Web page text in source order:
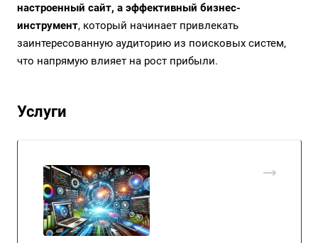
настроенный сайт, а эффективный бизнес-
инструмент, который начинает привлекать
заинтересованную аудиторию из поисковых систем,
что напрямую влияет на рост прибыли.
Услуги